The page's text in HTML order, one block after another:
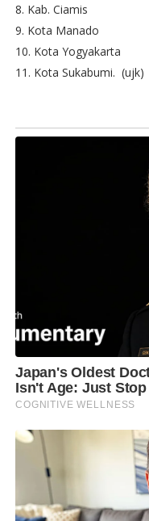
8. Kab. Ciamis
9. Kota Manado
10. Kota Yogyakarta
11. Kota Sukabumi. (ujk)